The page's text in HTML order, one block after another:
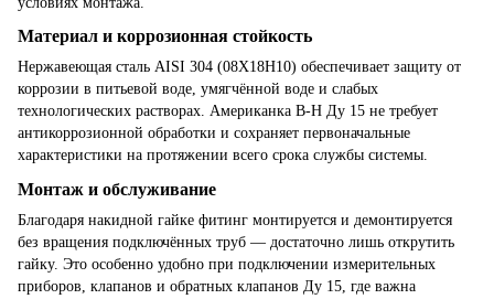
Материал и коррозионная стойкость
Нержавеющая сталь AISI 304 (08Х18Н10) обеспечивает защиту от
коррозии в питьевой воде, умягчённой воде и слабых
технологических растворах. Американка В-Н Ду 15 не требует
антикоррозионной обработки и сохраняет первоначальные
характеристики на протяжении всего срока службы системы.
Монтаж и обслуживание
Благодаря накидной гайке фитинг монтируется и демонтируется
без вращения подключённых труб — достаточно лишь открутить
гайку. Это особенно удобно при подключении измерительных
приборов, клапанов и обратных клапанов Ду 15, где важна